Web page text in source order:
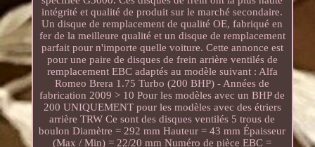
intégrité et qualité de produit sur le marché secondaire.
Un disque de remplacement de qualité OE, fabriqué en
fer de la meilleure qualité et un disque de remplacement
parfait pour n'importe quelle voiture. Cette annonce est
pour une paire de disques de frein arrière ventilés de
remplacement EBC adaptés au modèle suivant : Alfa
Romeo Brera 1.75 Turbo (200 BHP) - Années de
fabrication 2009 > 10 Pour les modèles avec un BHP de
200 UNIQUEMENT pour les modèles avec des étriers
arrière TRW Ce sont des disques ventilés 5 trous de
boulon Diamètre = 292 mm Hauteur = 43 mm Épaisseur
(Max / Min) = 22/20 mm Numéro de pièce EBC =